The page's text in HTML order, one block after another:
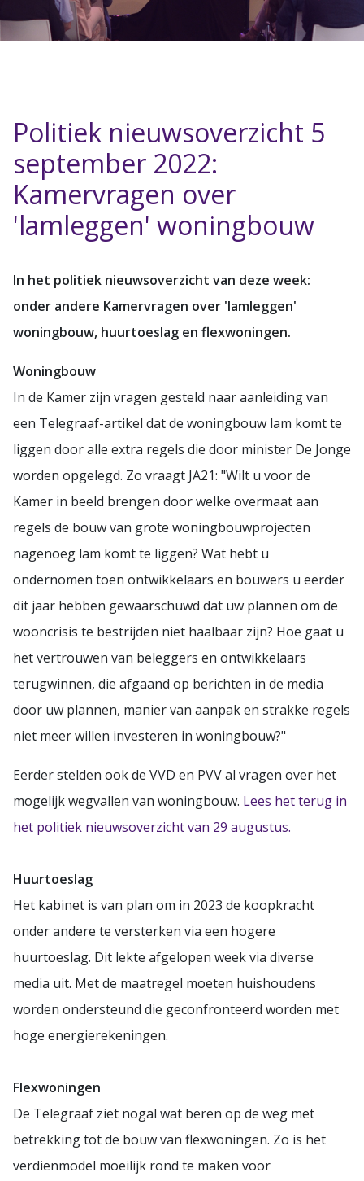
Politiek nieuwsoverzicht 5
september 2022:
Kamervragen over
'lamleggen' woningbouw
In het politiek nieuwsoverzicht van deze week:
onder andere Kamervragen over 'lamleggen'
woningbouw, huurtoeslag en flexwoningen.
Woningbouw
In de Kamer zijn vragen gesteld naar aanleiding van
een Telegraaf-artikel dat de woningbouw lam komt te
liggen door alle extra regels die door minister De Jonge
worden opgelegd. Zo vraagt JA21: "Wilt u voor de
Kamer in beeld brengen door welke overmaat aan
regels de bouw van grote woningbouwprojecten
nagenoeg lam komt te liggen? Wat hebt u
ondernomen toen ontwikkelaars en bouwers u eerder
dit jaar hebben gewaarschuwd dat uw plannen om de
wooncrisis te bestrijden niet haalbaar zijn? Hoe gaat u
het vertrouwen van beleggers en ontwikkelaars
terugwinnen, die afgaand op berichten in de media
door uw plannen, manier van aanpak en strakke regels
niet meer willen investeren in woningbouw?"
Eerder stelden ook de VVD en PVV al vragen over het
mogelijk wegvallen van woningbouw. Lees het terug in
het politiek nieuwsoverzicht van 29 augustus.
Huurtoeslag
Het kabinet is van plan om in 2023 de koopkracht
onder andere te versterken via een hogere
huurtoeslag. Dit lekte afgelopen week via diverse
media uit. Met de maatregel moeten huishoudens
worden ondersteund die geconfronteerd worden met
hoge energierekeningen.
Flexwoningen
De Telegraaf ziet nogal wat beren op de weg met
betrekking tot de bouw van flexwoningen. Zo is het
verdienmodel moeilijk rond te maken voor